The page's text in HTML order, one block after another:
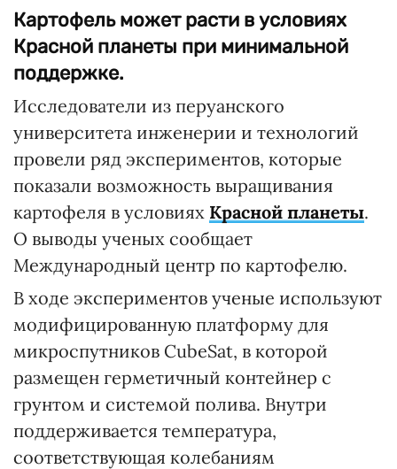
Картофель может расти в условиях
Красной планеты при минимальной
поддержке.
Исследователи из перуанского
университета инженерии и технологий
провели ряд экспериментов, которые
показали возможность выращивания
картофеля в условиях Красной планеты.
О выводы ученых сообщает
Международный центр по картофелю.
В ходе экспериментов ученые используют
модифицированную платформу для
микроспутников CubeSat, в которой
размещен герметичный контейнер с
грунтом и системой полива. Внутри
поддерживается температура,
соответствующая колебаниям